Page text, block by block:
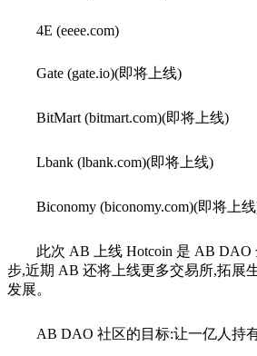
4E (eeee.com)
Gate (gate.io)(即将上线)
BitMart (bitmart.com)(即将上线)
Lbank (lbank.com)(即将上线)
Biconomy (biconomy.com)(即将上
此次 AB 上线 Hotcoin 是 AB
步,近期 AB 还将上线更多交易所,拓展
发展。
AB DAO 社区的目标:让一亿人持